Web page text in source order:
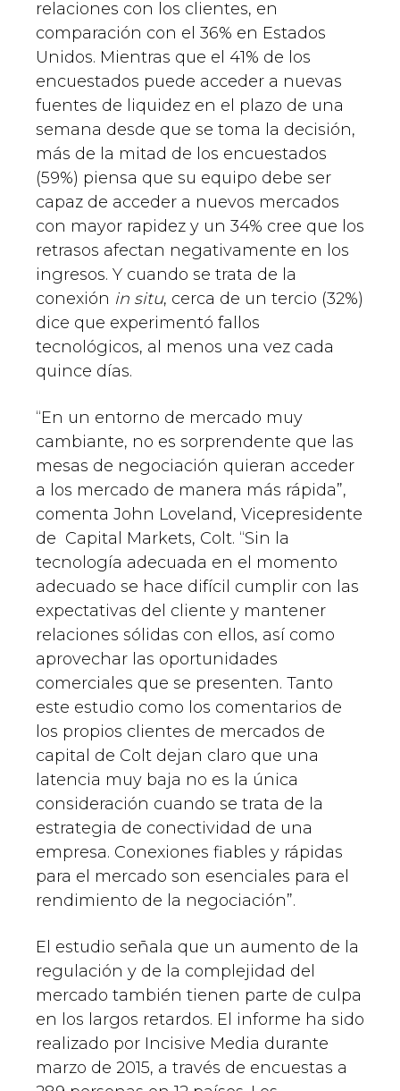
relaciones con los clientes, en
comparación con el 36% en Estados
Unidos. Mientras que el 41% de los
encuestados puede acceder a nuevas
fuentes de liquidez en el plazo de una
semana desde que se toma la decisión,
más de la mitad de los encuestados
(59%) piensa que su equipo debe ser
capaz de acceder a nuevos mercados
con mayor rapidez y un 34% cree que los
retrasos afectan negativamente en los
ingresos. Y cuando se trata de la
conexión in situ, cerca de un tercio (32%)
dice que experimentó fallos
tecnológicos, al menos una vez cada
quince días.
“En un entorno de mercado muy
cambiante, no es sorprendente que las
mesas de negociación quieran acceder
a los mercado de manera más rápida”,
comenta John Loveland, Vicepresidente
de Capital Markets, Colt. “Sin la
tecnología adecuada en el momento
adecuado se hace difícil cumplir con las
expectativas del cliente y mantener
relaciones sólidas con ellos, así como
aprovechar las oportunidades
comerciales que se presenten. Tanto
este estudio como los comentarios de
los propios clientes de mercados de
capital de Colt dejan claro que una
latencia muy baja no es la única
consideración cuando se trata de la
estrategia de conectividad de una
empresa. Conexiones fiables y rápidas
para el mercado son esenciales para el
rendimiento de la negociación”.
El estudio señala que un aumento de la
regulación y de la complejidad del
mercado también tienen parte de culpa
en los largos retardos. El informe ha sido
realizado por Incisive Media durante
marzo de 2015, a través de encuestas a